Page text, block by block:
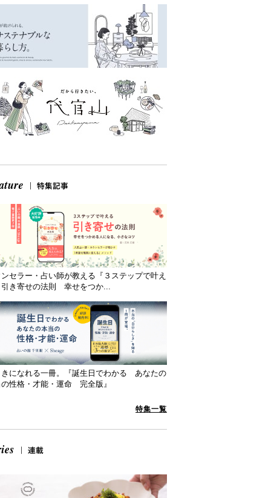
セラー・占い師が教える『３ステップで叶え
き寄せの法則 幸せをつか...
きになれる一冊。『誕生日でわかる あなたの
性格・才能・運命 完全版』
特集一覧